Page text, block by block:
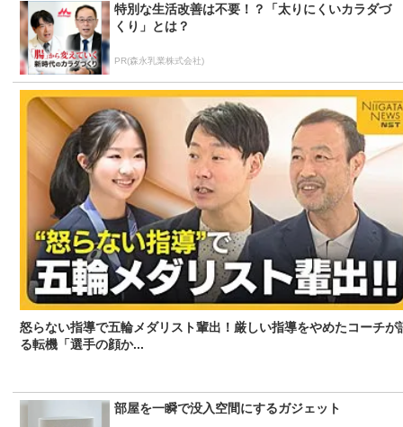
特別な生活改善は不要！？「太りにくいカラダづ
くり」とは？
PR(森永乳業株式会社)
怒らない指導で五輪メダリスト輩出！厳しい指導をやめたコーチが
る転機「選手の顔か...
部屋を一瞬で没入空間にするガジェット